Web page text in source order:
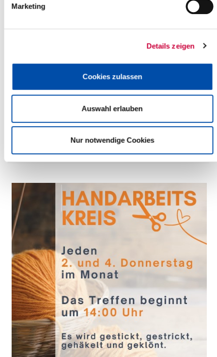
Marketing
Details zeigen
Cookies zulassen
Auswahl erlauben
Nur notwendige Cookies
Donnerstag, 09.07.2026
14:00 Uhr - 17:00 Uhr, Glückstadt
"Geschichte der Heringsloggerei"
(Detlefsen-Museum)